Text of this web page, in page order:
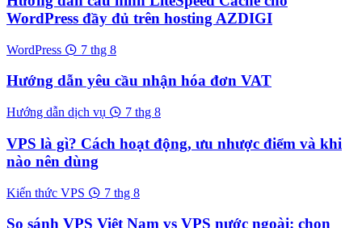
WordPress đầy đủ trên hosting AZDIGI
WordPress 7 thg 8
Hướng dẫn yêu cầu nhận hóa đơn VAT
Hướng dẫn dịch vụ 7 thg 8
VPS là gì? Cách hoạt động, ưu nhược điểm và khi
nào nên dùng
Kiến thức VPS 7 thg 8
So sánh VPS Việt Nam vs VPS nước ngoài: chọn